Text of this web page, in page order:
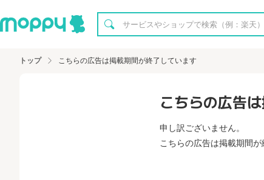
トップ こちらの広告は掲載期間が終了しています
こちらの広告
申し訳ございません。
こちらの広告は掲載期間